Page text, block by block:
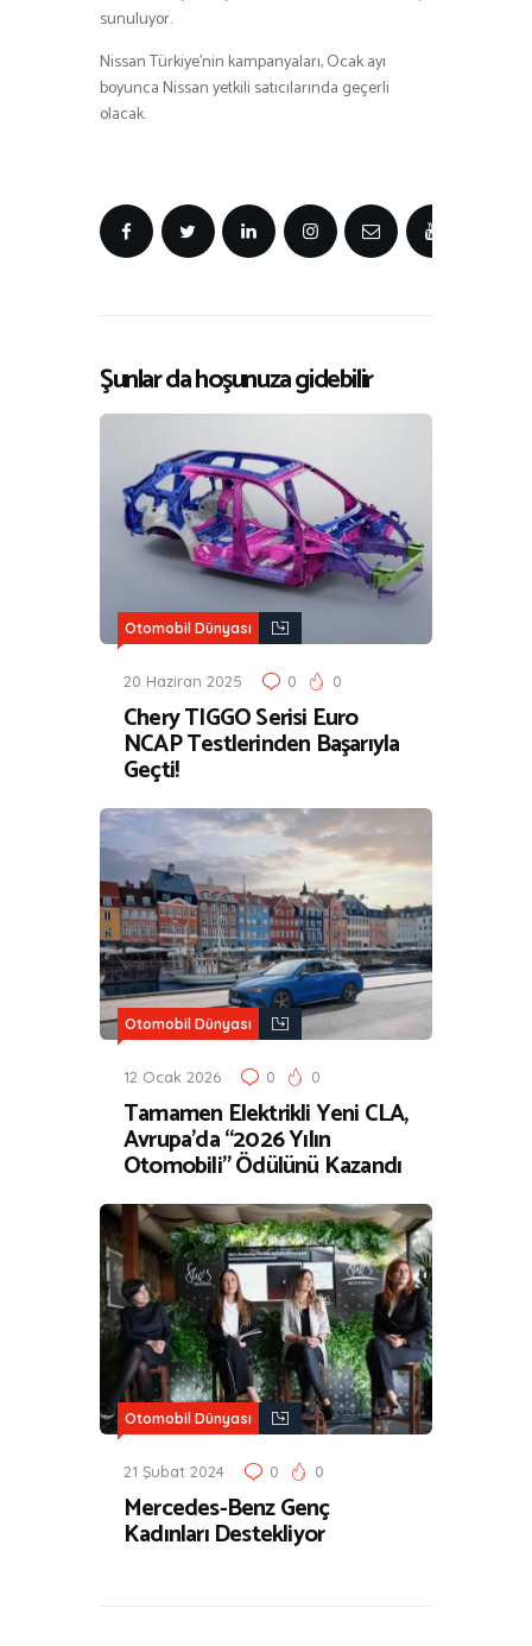
sunuluyor.
Nissan Türkiye’nin kampanyaları, Ocak ayı
boyunca Nissan yetkili satıcılarında geçerli
olacak.
Şunlar da hoşunuza gidebilir
Otomobil Dünyası
20 Haziran 2025 0 0
Chery TIGGO Serisi Euro
NCAP Testlerinden Başarıyla
Geçti!
Otomobil Dünyası
12 Ocak 2026 0 0
Tamamen Elektrikli Yeni CLA,
Avrupa’da “2026 Yılın
Otomobili” Ödülünü Kazandı
Otomobil Dünyası
21 Şubat 2024 0 0
Mercedes-Benz Genç
Kadınları Destekliyor